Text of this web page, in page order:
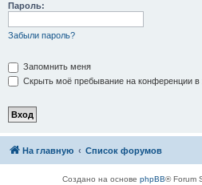
Пароль:
Забыли пароль?
Запомнить меня
Скрыть моё пребывание на конференции в
На главную Список форумов
Создано на основе phpBB® Forum